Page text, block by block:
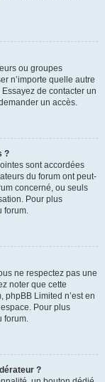
ou groupes
n’importe quelle autre
de contacter un
un accès.
?
sont accordées
du forum ont peut-
concerné, ou seuls
Pour plus
forum.
ne respectez pas une
noter que cette
phpBB Limited n’est en
Pour plus
forum.
?